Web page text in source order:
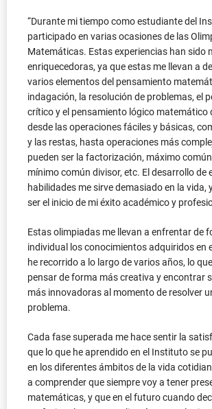
“Durante mi tiempo como estudiante del
participado en varias ocasiones de las
Matemáticas. Estas experiencias han sido
enriquecedoras, ya que estas me llevan a
varios elementos del pensamiento
indagación, la resolución de problemas, el
crítico y el pensamiento lógico matemático
desde las operaciones fáciles y básicas,
y las restas, hasta operaciones más
pueden ser la factorización, máximo
mínimo común divisor, etc. El desarrollo de
habilidades me sirve demasiado en la vida,
ser el inicio de mi éxito académico y
Estas olimpiadas me llevan a enfrentar de
individual los conocimientos adquiridos en
he recorrido a lo largo de varios años, lo
pensar de forma más creativa y encontrar
más innovadoras al momento de resolver
problema.
Cada fase superada me hace sentir la
que lo que he aprendido en el Instituto se
en los diferentes ámbitos de la vida
a comprender que siempre voy a tener
matemáticas, y que en el futuro cuando